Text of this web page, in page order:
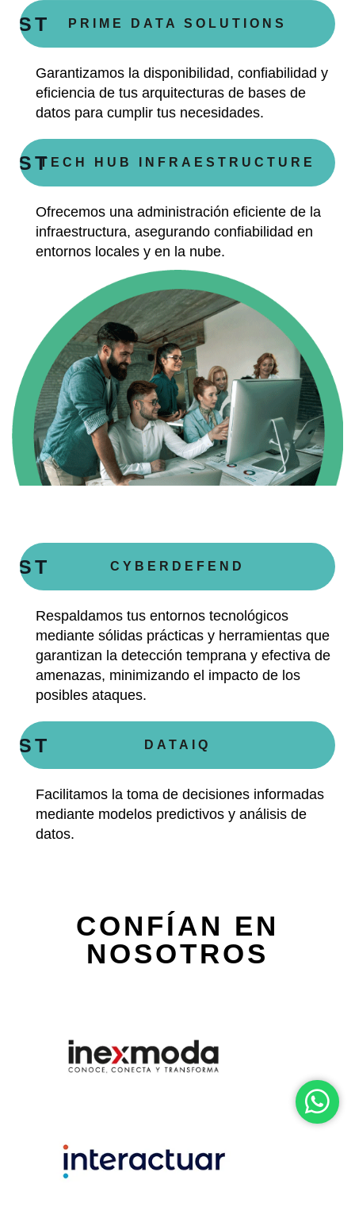
PRIME DATA SOLUTIONS
Garantizamos la disponibilidad, confiabilidad y
eficiencia de tus arquitecturas de bases de
datos para cumplir tus necesidades.
TECH HUB INFRAESTRUCTURE
Ofrecemos una administración eficiente de la
infraestructura, asegurando confiabilidad en
entornos locales y en la nube.
CYBERDEFEND
Respaldamos tus entornos tecnológicos
mediante sólidas prácticas y herramientas que
garantizan la detección temprana y efectiva de
amenazas, minimizando el impacto de los
posibles ataques.
DATAIQ
Facilitamos la toma de decisiones informadas
mediante modelos predictivos y análisis de
datos.
CONFÍAN EN
NOSOTROS